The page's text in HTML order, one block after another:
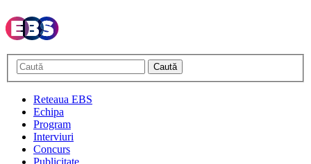
Caută
Reteaua EBS
Echipa
Program
Interviuri
Concurs
Publicitate